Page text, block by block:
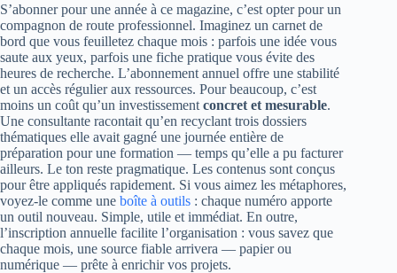
S’abonner pour une année à ce magazine, c’est opter pour un
compagnon de route professionnel. Imaginez un carnet de
bord que vous feuilletez chaque mois : parfois une idée vous
saute aux yeux, parfois une fiche pratique vous évite des
heures de recherche. L’abonnement annuel offre une stabilité
et un accès régulier aux ressources. Pour beaucoup, c’est
moins un coût qu’un investissement concret et mesurable.
Une consultante racontait qu’en recyclant trois dossiers
thématiques elle avait gagné une journée entière de
préparation pour une formation — temps qu’elle a pu facturer
ailleurs. Le ton reste pragmatique. Les contenus sont conçus
pour être appliqués rapidement. Si vous aimez les métaphores,
voyez-le comme une boîte à outils : chaque numéro apporte
un outil nouveau. Simple, utile et immédiat. En outre,
l’inscription annuelle facilite l’organisation : vous savez que
chaque mois, une source fiable arrivera — papier ou
numérique — prête à enrichir vos projets.